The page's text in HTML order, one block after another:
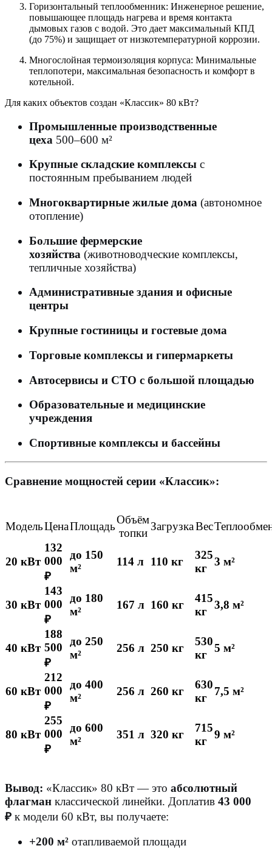
Горизонтальный теплообменник: Инженерное решение,
повышающее площадь нагрева и время контакта
дымовых газов с водой. Это дает максимальный КПД
(до 75%) и защищает от низкотемпературной коррозии.
Многослойная термоизоляция корпуса: Минимальные
теплопотери, максимальная безопасность и комфорт в
котельной.
Для каких объектов создан «Классик» 80 кВт?
Промышленные производственные
цеха 500–600 м²
Крупные складские комплексы с
постоянным пребыванием людей
Многоквартирные жилые дома (автономное
отопление)
Большие фермерские
хозяйства (животноводческие комплексы,
тепличные хозяйства)
Административные здания и офисные
центры
Крупные гостиницы и гостевые дома
Торговые комплексы и гипермаркеты
Автосервисы и СТО с большой площадью
Образовательные и медицинские
учреждения
Спортивные комплексы и бассейны
Сравнение мощностей серии «Классик»:
МодельЦенаПлощадь
Объём
топки
ЗагрузкаВес
20 кВт
132
000
₽
до 150
м²
114 л 110 кг
325
кг
3 м²
30 кВт
143
000
₽
до 180
м²
167 л 160 кг
415
кг
3,8 м²
40 кВт
188
500
₽
до 250
м²
256 л 250 кг
530
кг
5 м²
60 кВт
212
000
₽
до 400
м²
256 л 260 кг
630
кг
7,5 м²
80 кВт
255
000
₽
до 600
м²
351 л 320 кг
715
кг
9 м²
Вывод: «Классик» 80 кВт — это абсолютный
флагман классической линейки. Доплатив 43 000
₽ к модели 60 кВт, вы получаете:
+200 м² отапливаемой площади